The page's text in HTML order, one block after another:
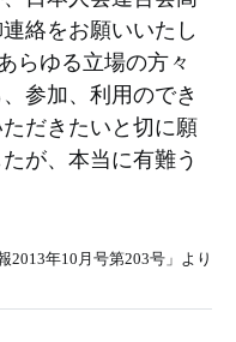
絡をお願いいたし
ゆる立場の方々
参加、利用のでき
だきたいと切に願
が、本当に有難う
2013年10月号第203号」より